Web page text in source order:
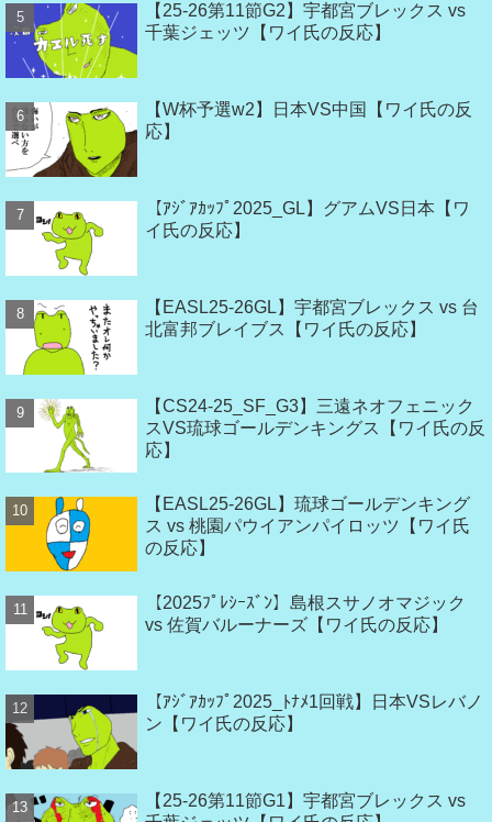
【25-26第11節G2】宇都宮ブレックス vs
千葉ジェッツ【ワイ氏の反応】
【W杯予選w2】日本VS中国【ワイ氏の反
応】
【ｱｼﾞｱｶｯﾌﾟ2025_GL】グアムVS日本【ワ
イ氏の反応】
【EASL25-26GL】宇都宮ブレックス vs 台
北富邦ブレイブス【ワイ氏の反応】
【CS24-25_SF_G3】三遠ネオフェニック
スVS琉球ゴールデンキングス【ワイ氏の反
応】
【EASL25-26GL】琉球ゴールデンキング
ス vs 桃園パウイアンパイロッツ【ワイ氏
の反応】
【2025ﾌﾟﾚｼｰｽﾞﾝ】島根スサノオマジック
vs 佐賀バルーナーズ【ワイ氏の反応】
【ｱｼﾞｱｶｯﾌﾟ2025_ﾄﾅﾒ1回戦】日本VSレバノ
ン【ワイ氏の反応】
【25-26第11節G1】宇都宮ブレックス vs